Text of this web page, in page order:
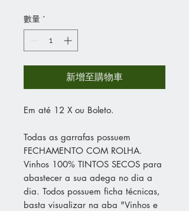
數量 *
新增至購物車
Em até 12 X ou Boleto.
Todas as garrafas possuem
FECHAMENTO COM ROLHA.
Vinhos 100% TINTOS SECOS para
abastecer a sua adega no dia a
dia. Todos possuem ficha técnicas,
basta visualizar na aba "Vinhos e